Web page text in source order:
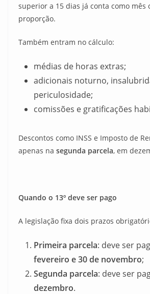
superior a 15 dias já conta como mês
proporção.
Também entram no cálculo:
médias de horas extras;
adicionais noturno,
periculosidade;
comissões e gratificações
Descontos como INSS e Imposto de
apenas na segunda parcela, em
Quando o 13º deve ser pago
A legislação fixa dois prazos
Primeira parcela: deve ser
fevereiro e 30 de novembro;
Segunda parcela: deve ser
dezembro.